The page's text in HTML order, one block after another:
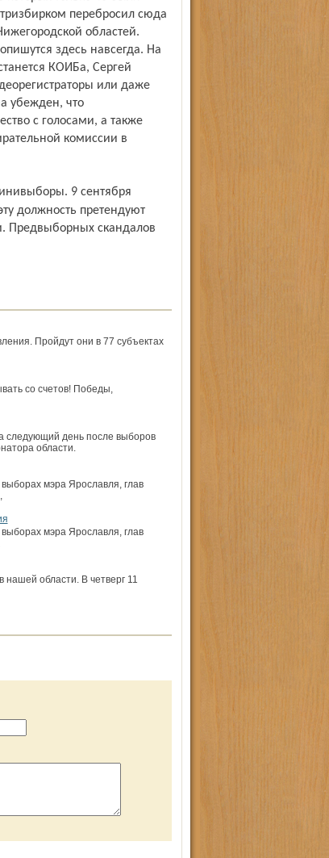
перебросил сюда
областей.
здесь навсегда. На
КОИБа, Сергей
или даже
убежден, что
с голосами, а также
комиссии в
должность претендуют
Предвыборных скандалов
Пройдут они в 77 субъектах
со счетов! Победы,
следующий день после выборов
области.
мэра Ярославля, глав
мэра Ярославля, глав
области. В четверг 11